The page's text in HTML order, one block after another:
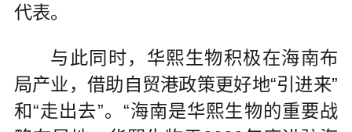
代表。
与此同时，华熙生物积极在海南布
局产业，借助自贸港政策更好地“引进来”
和“走出去”。“海南是华熙生物的重要战